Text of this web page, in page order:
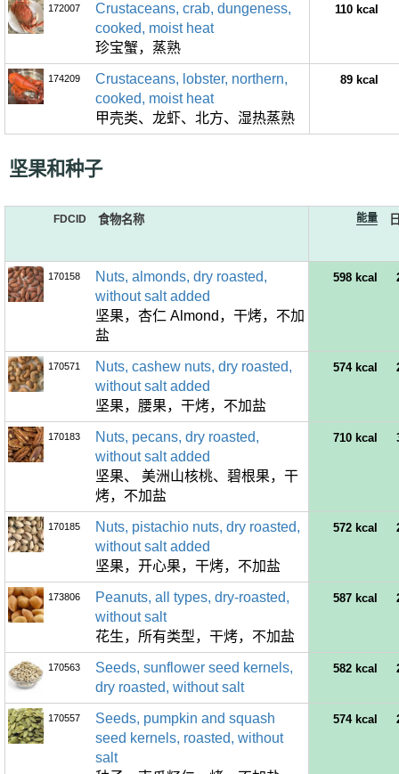
172007
Crustaceans, crab, dungeness,
cooked, moist heat
珍宝蟹，蒸熟
110 kcal
174209
Crustaceans, lobster, northern,
cooked, moist heat
甲壳类、龙虾、北方、湿热蒸熟
89 kcal
坚果和种子
FDCID 食物名称 能量
170158
Nuts, almonds, dry roasted,
without salt added
坚果，杏仁 Almond，干烤，不加
盐
598 kcal
170571
Nuts, cashew nuts, dry roasted,
without salt added
坚果，腰果，干烤，不加盐
574 kcal
170183
Nuts, pecans, dry roasted,
without salt added
坚果、 美洲山核桃、碧根果，干
烤，不加盐
710 kcal
170185
Nuts, pistachio nuts, dry roasted,
without salt added
坚果，开心果，干烤，不加盐
572 kcal
173806
Peanuts, all types, dry-roasted,
without salt
花生，所有类型，干烤，不加盐
587 kcal
170563
Seeds, sunflower seed kernels,
dry roasted, without salt
582 kcal
170557
Seeds, pumpkin and squash
seed kernels, roasted, without
salt
574 kcal